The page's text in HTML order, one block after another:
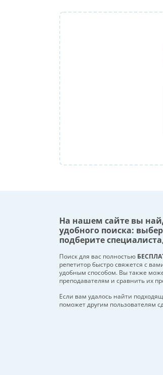
На нашем сайте вы
удобного поиска:
подберите
Поиск для вас полностью
репетитор быстро свяжется с
удобным способом. Вы также
преподавателям и сравнить их
Если вам удалось найти
поможет другим пользователям